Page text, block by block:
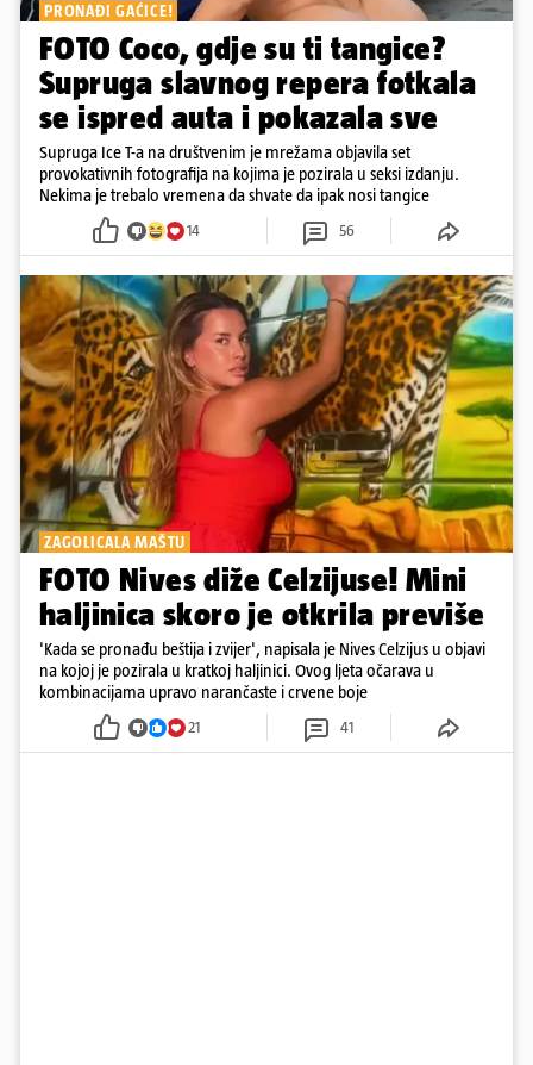
PRONAĐI GAĆICE!
FOTO Coco, gdje su ti tangice?
Supruga slavnog repera fotkala
se ispred auta i pokazala sve
Supruga Ice T-a na društvenim je mrežama objavila set
provokativnih fotografija na kojima je pozirala u seksi izdanju.
Nekima je trebalo vremena da shvate da ipak nosi tangice
14 56
ZAGOLICALA MAŠTU
FOTO Nives diže Celzijuse! Mini
haljinica skoro je otkrila previše
'Kada se pronađu beštija i zvijer', napisala je Nives Celzijus u objavi
na kojoj je pozirala u kratkoj haljinici. Ovog ljeta očarava u
kombinacijama upravo narančaste i crvene boje
21 41